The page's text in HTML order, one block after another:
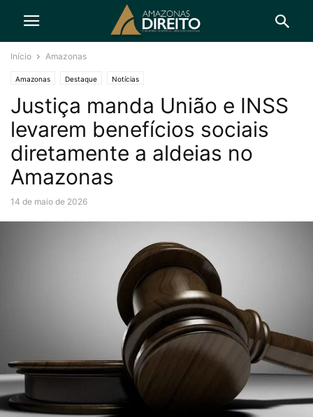
Início Amazonas
Amazonas Destaque Notícias
Justiça manda União e INSS
levarem benefícios sociais
diretamente a aldeias no
Amazonas
14 de maio de 2026